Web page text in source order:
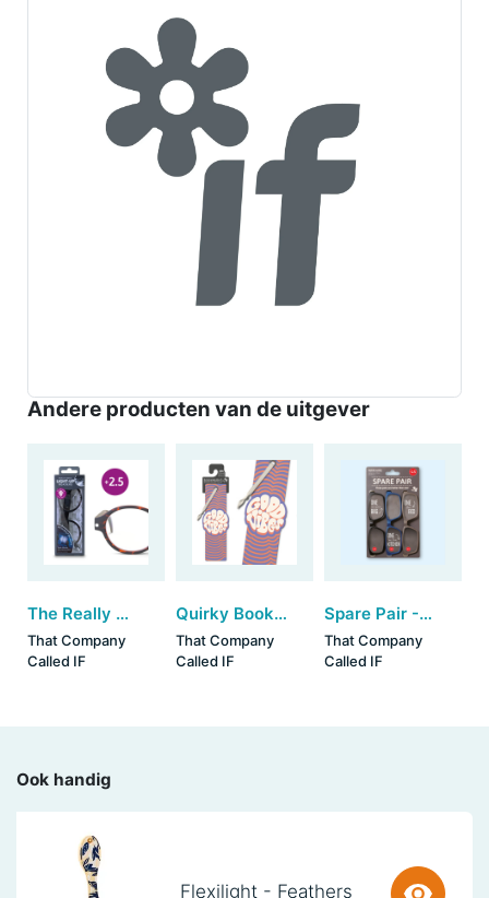
Andere producten van de uitgever
The Really Useful Light-Up Readers - Tortoiseshell (+2.5)
That Company
Called IF
Quirky Bookmarks - Good Vibes (set van 3)
That Company
Called IF
Spare Pair - Reading Glasses (+1.5) (set van 3)
That Company
Called IF
Ook handig
Flexilight - Feathers